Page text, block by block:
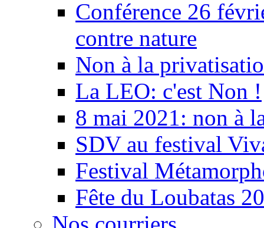
Conférence 26
contre nature
Non à la
La LEO: c'est Non !
8 mai 2021: non à
SDV au festival
Festival
Fête du Loubatas